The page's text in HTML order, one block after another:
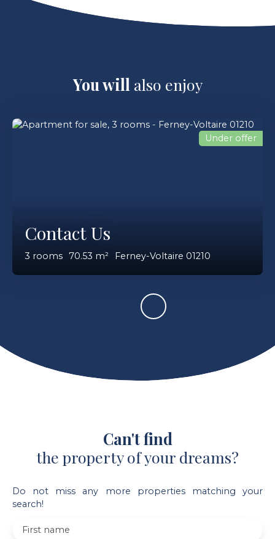
You will also enjoy
Contact Us
3 rooms 70.53 m² Ferney-Voltaire 01210
Under offer
Can't find
the property of your dreams?
Do not miss any more properties matching your
search!
First name